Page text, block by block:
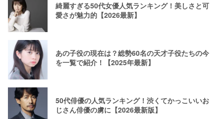
綺麗すぎる50代女優人気ランキング！美しさと可
愛さが魅力的【2026最新】
あの子役の現在は？総勢60名の天才子役たちの今
を一覧で紹介！【2025年最新】
50代俳優の人気ランキング！渋くてかっこいいお
じさん俳優の虜に【2026最新版】